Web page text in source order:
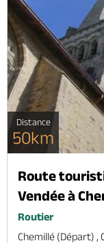
Distance
50km
Route
Vendée à
Routier
Chemillé (départ) ,